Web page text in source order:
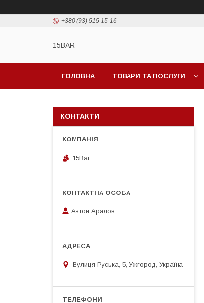
+380 (93) 515-15-16
15BAR
ГОЛОВНА ТОВАРИ ТА ПОСЛУГИ
КОНТАКТИ
15Bar
Антон Аралов
Вулиця Руська, 5, Ужгород, Україна